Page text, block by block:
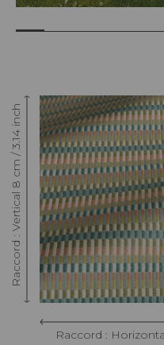
Raccord : Vertical 8 cm / 3.14 inch
Raccord :